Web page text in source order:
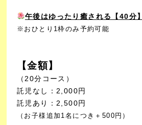
午後はゆったり癒される【40分】
※おひとり1枠のみ予約可能
【金額】
（20分コース）
託児なし：2,000円
託児あり：2,500円
（お子様追加1名につき＋500円）